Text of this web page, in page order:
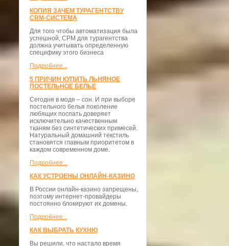
КОПИЯ ЗАЧЕМ ТУРАГЕНТСТВУ
CRM-СИСТЕМА
Для того чтобы автоматизация была
успешной, СРМ для турагентства
должна учитывать определенную
специфику этого бизнеса
Подробнее...
5 ПРИЧИН КУПИТЬ ЛЬНЯНОЕ
ПОСТЕЛЬНОЕ БЕЛЬЕ
Сегодня в моде – сон. И при выборе
постельного белья поколение
любящих поспать доверяет
исключительно качественным
тканям без синтетических примесей.
Натуральный домашний текстиль
становятся главным приоритетом в
каждом современном доме.
Подробнее...
КАК УСТРОЕНЫ ОНЛАЙН-КАЗИНО
В России онлайн-казино запрещены,
поэтому интернет-провайдеры
постоянно блокируют их домены.
Подробнее...
КАК ВЫБРАТЬ КУХНЮ
Вы решили, что настало время